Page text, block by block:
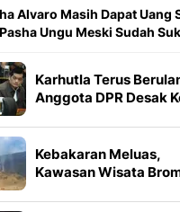
Alvaro Masih Dapat Uang
Ungu Meski Sudah
Karhutla Terus
Anggota DPR Desak
Kebakaran Meluas,
Kawasan Wisata